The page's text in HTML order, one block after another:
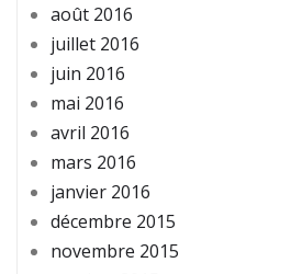
août 2016
juillet 2016
juin 2016
mai 2016
avril 2016
mars 2016
janvier 2016
décembre 2015
novembre 2015